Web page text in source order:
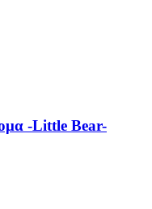
-Little Bear-